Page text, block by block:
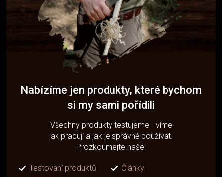
Nabízíme jen produkty, které bychom
si my sami pořídili
Všechny produkty testujeme - víme
jak pracují a jak je správně používat.
Prozkoumejte naše:
Testování produktů
Články